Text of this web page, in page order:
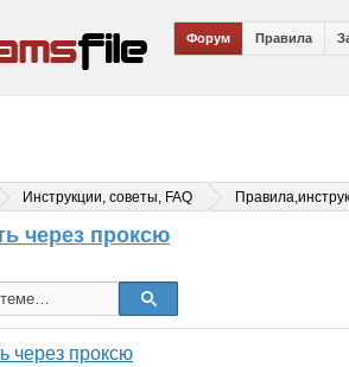
Форум Правила
Инструкции, советы, FAQ
через проксю
через проксю